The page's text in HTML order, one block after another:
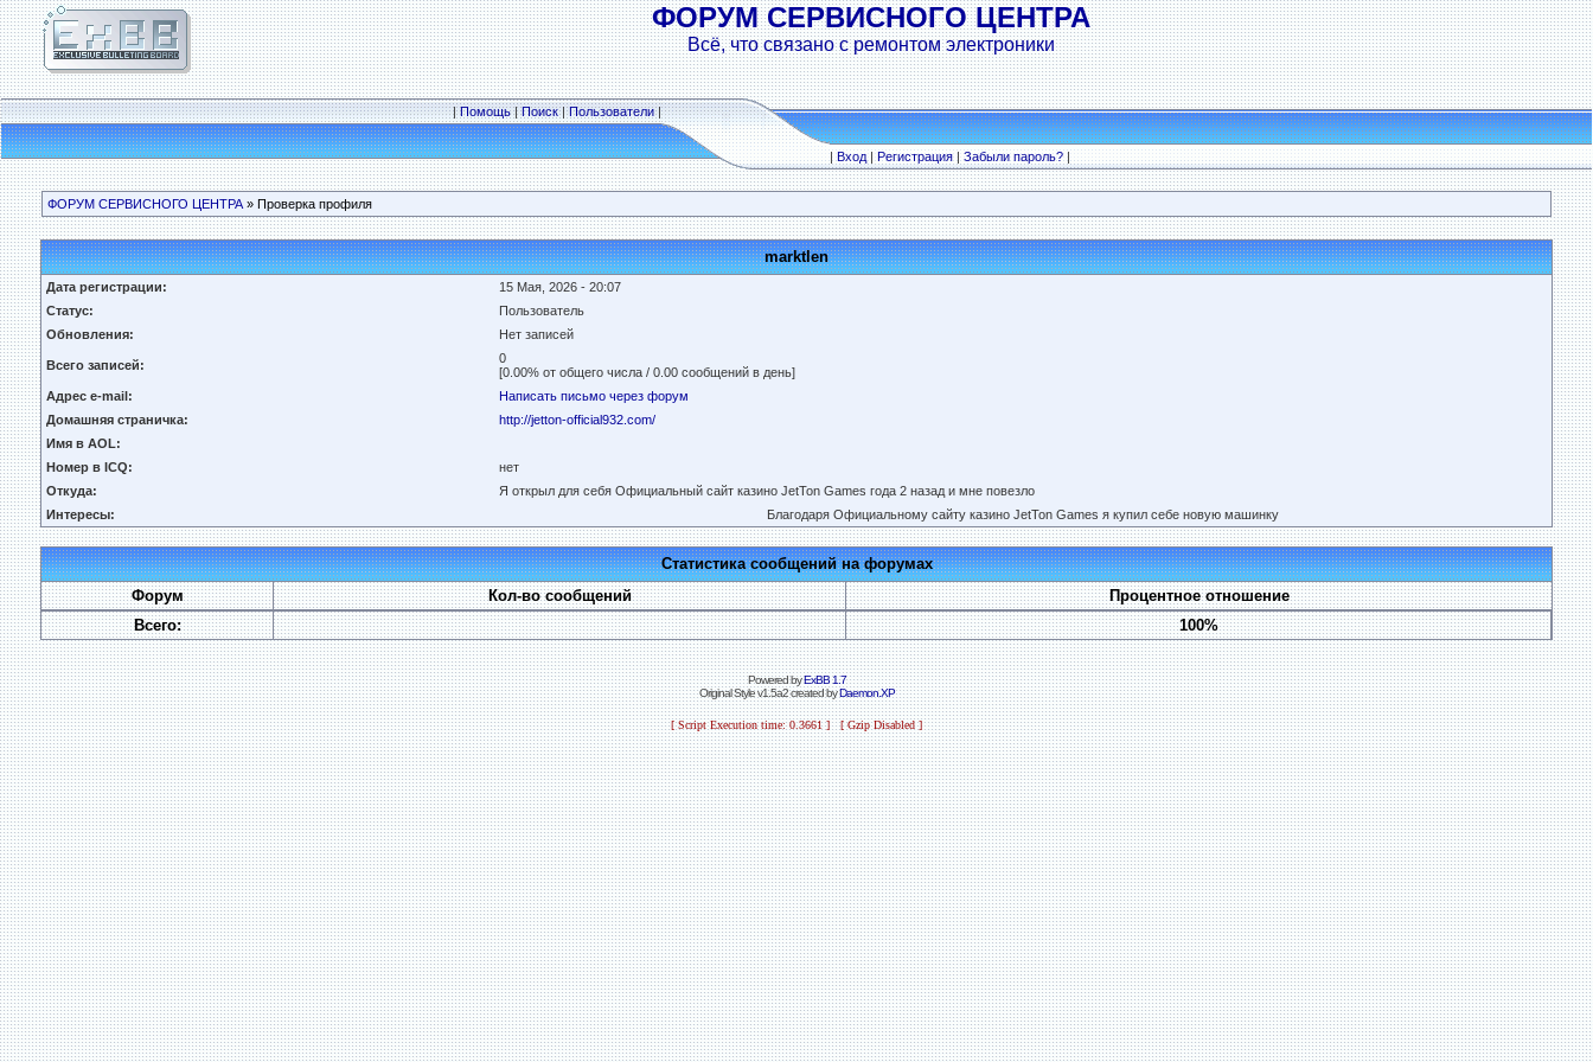
ФОРУМ СЕРВИСНОГО ЦЕНТРА
Всё, что связано с ремонтом электроники
|Помощь|Поиск|Пользователи|
|Вход|Регистрация|Забыли пароль?|
ФОРУМ СЕРВИСНОГО ЦЕНТРА » Проверка профиля
marktlen
Дата регистрации:
15 Мая, 2026 - 20:07
Статус:
Пользователь
Обновления:
Нет записей
Всего записей:
0
[0.00% от общего числа / 0.00 сообщений в день]
Адрес e-mail:
Написать письмо через форум
Домашняя страничка:
http://jetton-official932.com/
Имя в AOL:
Номер в ICQ:
нет
Откуда:
Я открыл для себя Официальный сайт казино JetTon Games года 2 назад и мне повезло
Интересы:
Благодаря Официальному сайту казино JetTon Games я купил себе новую машинку
Статистика сообщений на форумах
Форум
Кол-во сообщений
Процентное отношение
Всего:
100%
Powered byExBB 1.7
Original Style v1.5a2 created byDaemon.XP
[ Script Execution time: 0.3661 ] [ Gzip Disabled ]